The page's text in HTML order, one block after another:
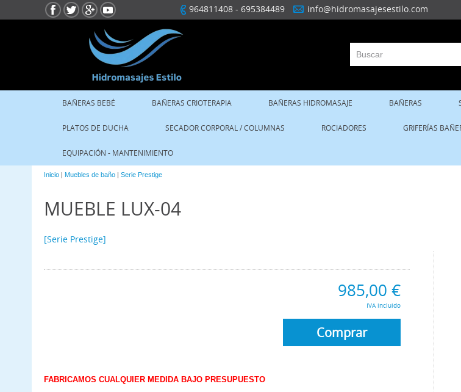
964811408 - 695384489 info@hidromasajesestilo.com
BAÑERAS BEBÉ BAÑERAS CRIOTERAPIA BAÑERAS HIDROMASAJE BAÑERAS
PLATOS DE DUCHA SECADOR CORPORAL / COLUMNAS ROCIADORES GRIFERÍAS
EQUIPACIÓN - MANTENIMIENTO
Inicio | Muebles de baño | Serie Prestige
MUEBLE LUX-04
[Serie Prestige]
985,00 €
IVA incluido
Comprar
FABRICAMOS CUALQUIER MEDIDA BAJO PRESUPUESTO